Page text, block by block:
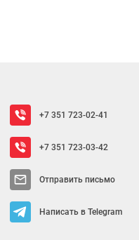
+7 351 723-02-41
+7 351 723-03-42
Отправить письмо
Написать в Telegram